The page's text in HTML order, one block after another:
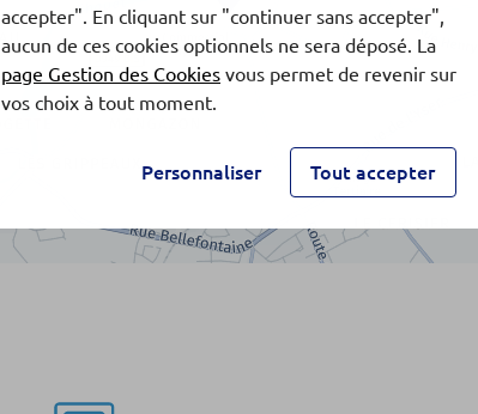
accepter". En cliquant sur "continuer sans accepter",
aucun de ces cookies optionnels ne sera déposé. La
page Gestion des Cookies vous permet de revenir sur
vos choix à tout moment.
Personnaliser Tout accepter